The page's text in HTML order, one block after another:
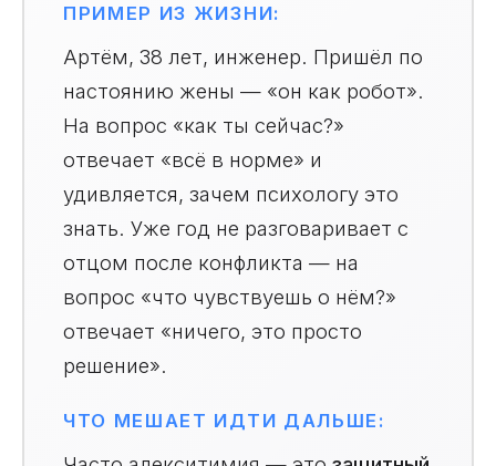
ПРИМЕР ИЗ ЖИЗНИ:
Артём, 38 лет, инженер. Пришёл по
настоянию жены — «он как робот».
На вопрос «как ты сейчас?»
отвечает «всё в норме» и
удивляется, зачем психологу это
знать. Уже год не разговаривает с
отцом после конфликта — на
вопрос «что чувствуешь о нём?»
отвечает «ничего, это просто
решение».
ЧТО МЕШАЕТ ИДТИ ДАЛЬШЕ: